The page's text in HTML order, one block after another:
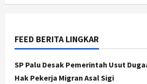
FEED BERITA LINGKAR
SP Palu Desak Pemerintah Usut
Hak Pekerja Migran Asal Sigi
3
4
Cagar Budaya
Sorotan, Hasil
Agustus 7, 2026